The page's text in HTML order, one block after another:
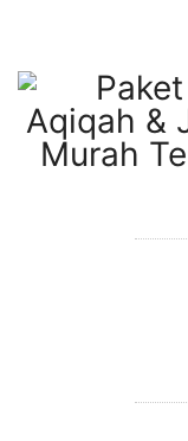
konten